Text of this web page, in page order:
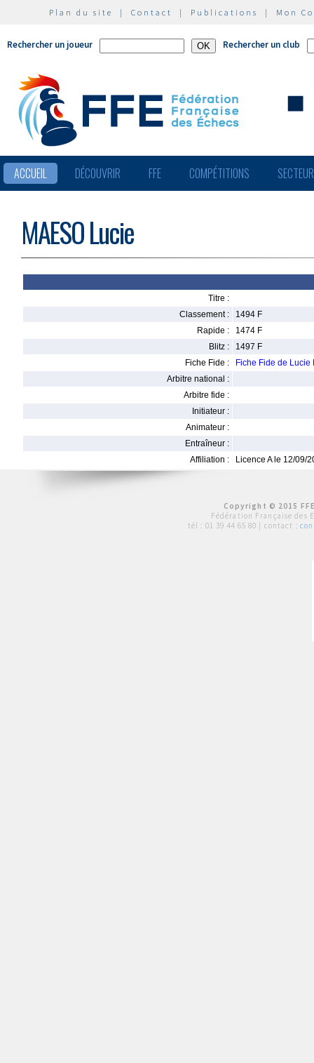
Plan du site | Contact | Publications | Mon
Rechercher un joueur Rechercher un club
ACCUEIL DÉCOUVRIR FFE COMPÉTITIONS
MAESO Lucie
Titre :
Classement :
1494 F
Rapide :
1474 F
Blitz :
1497 F
Fiche Fide :
Fiche Fide de Lucie
Arbitre national :
Arbitre fide :
Initiateur :
Animateur :
Entraîneur :
Affiliation :
Licence A le 12/09/
Copyright © 2015
Fédération Française des
tél : 01 39 44 65 80 | contact :